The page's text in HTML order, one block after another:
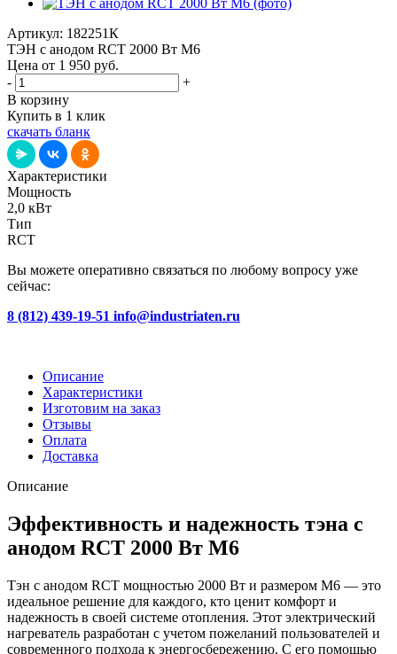
Артикул: 182251К
ТЭН с анодом RCT 2000 Вт М6
Цена от 1 950 руб.
-
+
В корзину
Купить в 1 клик
скачать бланк
Характеристики
Мощность
2,0 кВт
Тип
RCT
Вы можете оперативно связаться по любому вопросу уже
сейчас:
8 (812) 439-19-51 info@industriaten.ru
Описание
Характеристики
Изготовим на заказ
Отзывы
Оплата
Доставка
Описание
Эффективность и надежность тэна с
анодом RCT 2000 Вт М6
Тэн с анодом RCT мощностью 2000 Вт и размером М6 — это
идеальное решение для каждого, кто ценит комфорт и
надежность в своей системе отопления. Этот электрический
нагреватель разработан с учетом пожеланий пользователей и
современного подхода к энергосбережению. С его помощью